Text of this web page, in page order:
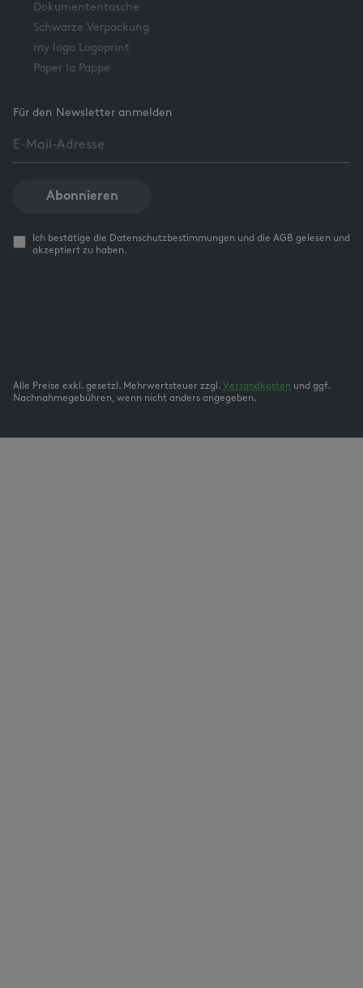
Dokumententasche
Schwarze Verpackung
my logo Logoprint
Paper la Pappe
Für den Newsletter anmelden
Abonnieren
Ich bestätige die Datenschutzbestimmungen und die AGB gelesen und
akzeptiert zu haben.
Alle Preise exkl. gesetzl. Mehrwertsteuer zzgl. Versandkosten und ggf.
Nachnahmegebühren, wenn nicht anders angegeben.